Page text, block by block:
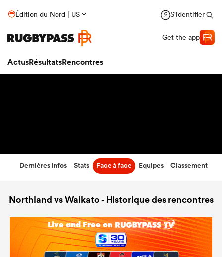
Édition du Nord | US S'identifier
Get the app
ActusRésultatsRencontres
Dernières infos Stats Face à face Equipes Classement
Northland vs Waikato - Historique des rencontres